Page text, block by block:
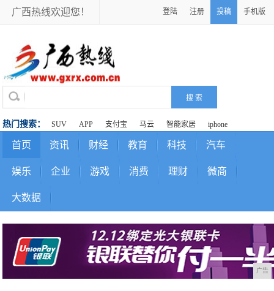
广西热线欢迎您！ 登陆 注册 投稿 手机版
热门搜索： SUV APP 支付宝 马云 智能家居 iphone
首页 资讯 财经 教育 科技 汽车
娱乐 企业 游戏 消费 理财 微商
大数据
广告